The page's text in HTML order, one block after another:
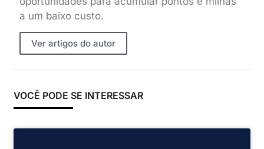
a um baixo custo.
Ver artigos do autor
VOCÊ PODE SE INTERESSAR